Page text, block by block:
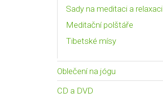
Sady na meditaci a relaxaci
Meditační polštáře
Tibetské mísy
Oblečení na jógu
CD a DVD